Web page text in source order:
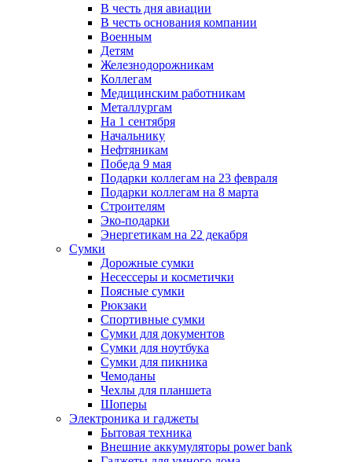
В честь дня авиации
В честь основания компании
Военным
Детям
Железнодорожникам
Коллегам
Медицинским работникам
Металлургам
На 1 сентября
Начальнику
Нефтяникам
Победа 9 мая
Подарки коллегам на 23 февраля
Подарки коллегам на 8 марта
Строителям
Эко-подарки
Энергетикам на 22 декабря
Сумки
Дорожные сумки
Несессеры и косметички
Поясные сумки
Рюкзаки
Спортивные сумки
Сумки для документов
Сумки для ноутбука
Сумки для пикника
Чемоданы
Чехлы для планшета
Шоперы
Электроника и гаджеты
Бытовая техника
Внешние аккумуляторы power bank